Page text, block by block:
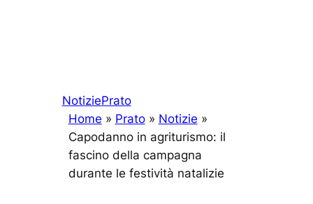
NotiziePrato
Home » Prato» Notizie »
Capodanno in agriturismo: il
fascino della campagna
durante le festività natalizie